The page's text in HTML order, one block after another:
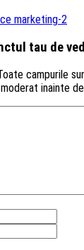
marketing-2
tau de
campurile
inainte